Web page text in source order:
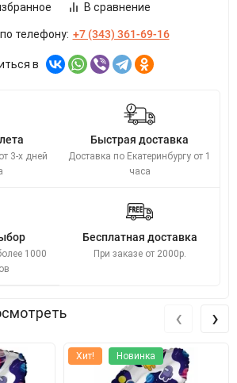
В сравнение
телефону: +7 (343) 361-69-16
в
3-х дней
Быстрая доставка
Доставка по Екатеринбургу от 1
часа
1000
Бесплатная доставка
При заказе от 2000р.
Хит! Новинка
‹ ›